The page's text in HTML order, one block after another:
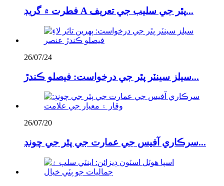
فطرت ۾ گريڊ A پٿر جي سليب جي تعريف...
26/07/24
سيلز سينٽر پٿر جي درخواست: فيصلو ڪندڙ...
26/07/20
سرڪاري آفيس جي عمارت جي پٿر جي چونڊ...